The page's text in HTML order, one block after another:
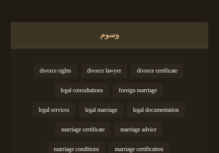
وسوم
divorce certificate
divorce lawyer
divorce rights
foreign marriage
legal consultations
legal documentation
legal marriage
legal services
marriage advice
marriage certificate
marriage certification
marriage conditions